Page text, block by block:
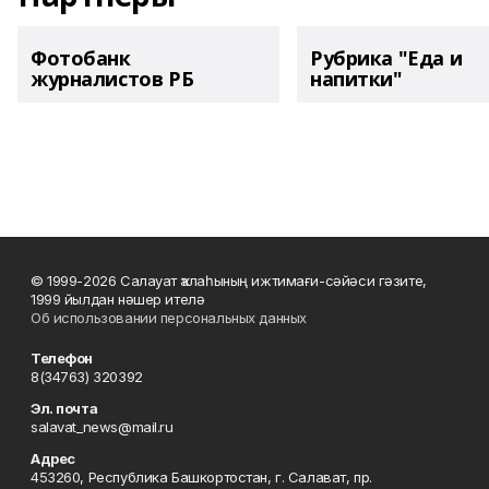
Фотобанк
журналистов РБ
Рубрика "Еда и
напитки"
© 1999-2026 Салауат ҡалаһының ижтимағи-сәйәси гәзите,
1999 йылдан нәшер ителә
Об использовании персональных данных
Телефон
8(34763) 320392
Эл. почта
salavat_news@mail.ru
Адрес
453260, Республика Башкортостан, г. Салават, пр.